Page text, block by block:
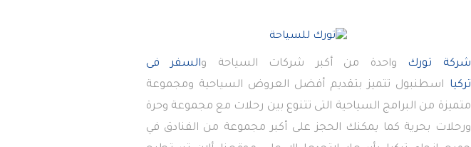
شركة تورك واحدة من أكبر شركات السياحة والسفر فى
تركيا اسطنبول تتميز بتقديم أفضل العروض السياحية ومجموعة
متميزة من البرامج السياحية التى تتنوع بين رحلات مع مجموعة وحرة
ورحلات بحرية كما يمكنك الحجز على أكبر مجموعة من الفنادق في